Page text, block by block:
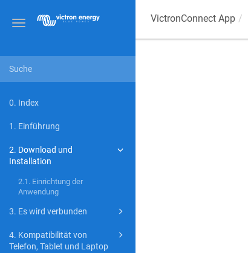
Toggle
0. Index
1. Einführung
2. Download und
Installation
2.1. Einrichtung der
Anwendung
3. Es wird verbunden
4. Kompatibilität von
Telefon, Tablet und Laptop
VictronConnect App